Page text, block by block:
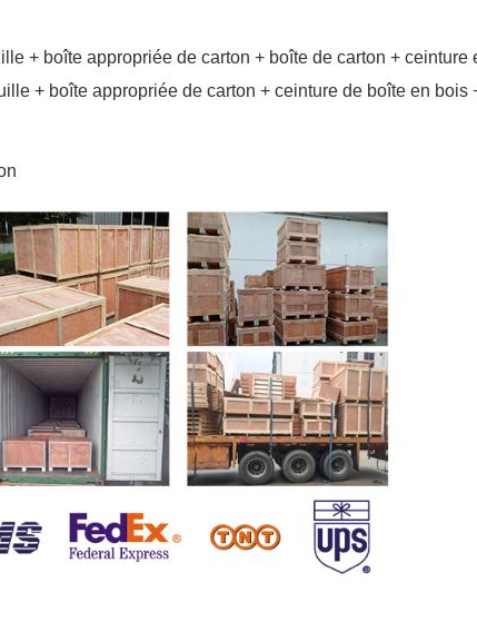
+ boîte appropriée de carton + boîte de carton + ceinture
+ boîte appropriée de carton + ceinture de boîte en bois